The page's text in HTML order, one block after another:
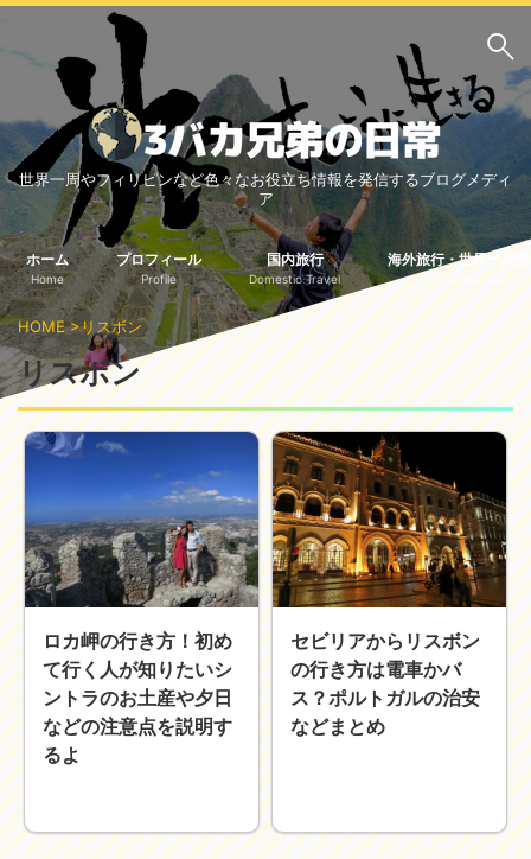
サイト内検索
3バカ兄弟のブログ
三男：増田っちのブロ
グ
次男：タクジのブログ
長男：Yoshiのブログ
ビジネス・ライフハック
車関係
生活の知恵
国内旅行
中国・四国
北海道・東北
関東
近畿
九州
世界一周ブログ
アフリカ
アジア
ヨーロッパ
中東
北・中南米
東南アジア
世界一周の準備
世界一周やフィリピンなど色々なお役立ち情報を発信するブログメディ
ア
ホーム
Home
プロフィール
Profile
国内旅行
Domestic Travel
海外旅行・世界一周
HOME>リスボン
リスボン
ロカ岬の行き方！初め
て行く人が知りたいシ
ントラのお土産や夕日
などの注意点を説明す
るよ
セビリアからリスボン
の行き方は電車かバ
ス？ポルトガルの治安
などまとめ